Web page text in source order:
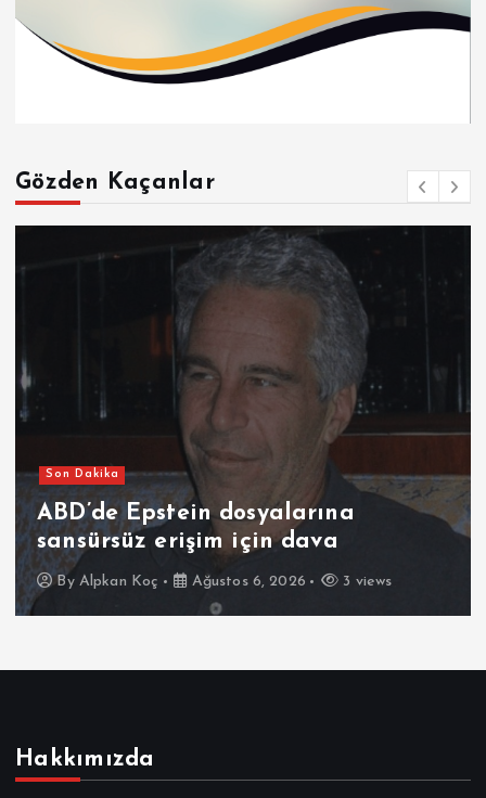
Gözden Kaçanlar
Son Dakika
ABD’de Epstein dosyalarına
sansürsüz erişim için dava
By Alpkan Koç Ağustos 6, 2026 3 views
Hakkımızda